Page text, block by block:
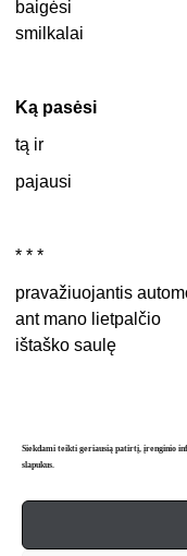
Siekdami teikti geriausią patirtį, įrenginio
slapukus.
baigėsi
smilkalai
Ką pasėsi
tą ir
pajausi
* * *
pravažiuojantis
ant mano lietpalčio
ištaško saulę